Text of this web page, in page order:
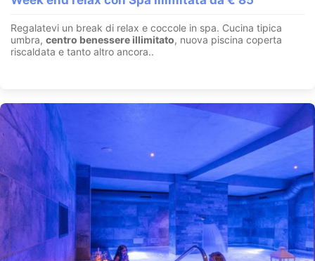
Regalatevi un break di relax e coccole in spa. Cucina tipica
umbra, centro benessere illimitato, nuova piscina coperta
riscaldata e tanto altro ancora..